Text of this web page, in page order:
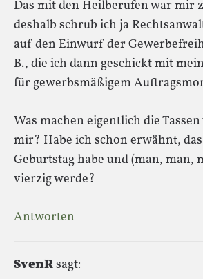
Das mit den Heilberufen war mir
deshalb schrub ich ja
auf den Einwurf der
B., die ich dann geschickt mit
für gewerbsmäßigem
Was machen eigentlich die
mir? Habe ich schon erwähnt,
Geburtstag habe und (man, man,
vierzig werde?
Antworten
SvenRsagt: